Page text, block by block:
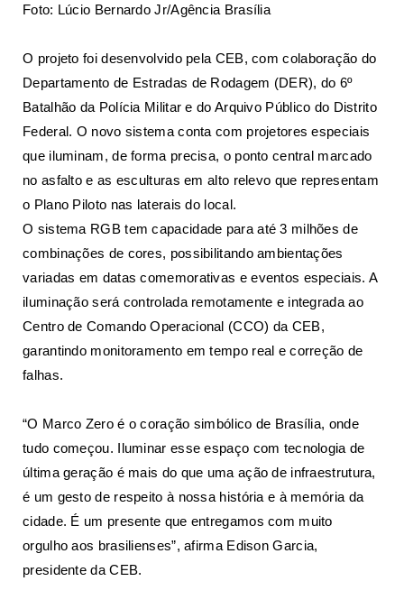
Foto: Lúcio Bernardo Jr/Agência Brasília
O projeto foi desenvolvido pela CEB, com colaboração do
Departamento de Estradas de Rodagem (DER), do 6º
Batalhão da Polícia Militar e do Arquivo Público do Distrito
Federal. O novo sistema conta com projetores especiais
que iluminam, de forma precisa, o ponto central marcado
no asfalto e as esculturas em alto relevo que representam
o Plano Piloto nas laterais do local.
O sistema RGB tem capacidade para até 3 milhões de
combinações de cores, possibilitando ambientações
variadas em datas comemorativas e eventos especiais. A
iluminação será controlada remotamente e integrada ao
Centro de Comando Operacional (CCO) da CEB,
garantindo monitoramento em tempo real e correção de
falhas.
“O Marco Zero é o coração simbólico de Brasília, onde
tudo começou. Iluminar esse espaço com tecnologia de
última geração é mais do que uma ação de infraestrutura,
é um gesto de respeito à nossa história e à memória da
cidade. É um presente que entregamos com muito
orgulho aos brasilienses”, afirma Edison Garcia,
presidente da CEB.